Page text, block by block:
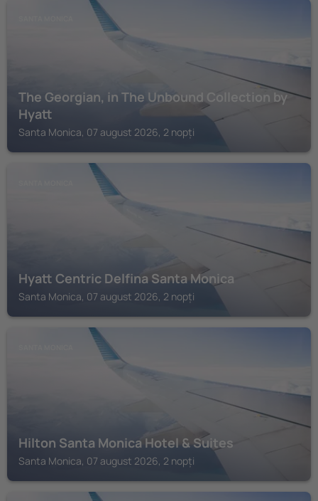
The Georgian, in The Unbound Collection by
Hyatt
Santa Monica, 07 august 2026, 2 nopți
Hyatt Centric Delfina Santa Monica
Santa Monica, 07 august 2026, 2 nopți
Hilton Santa Monica Hotel & Suites
Santa Monica, 07 august 2026, 2 nopți